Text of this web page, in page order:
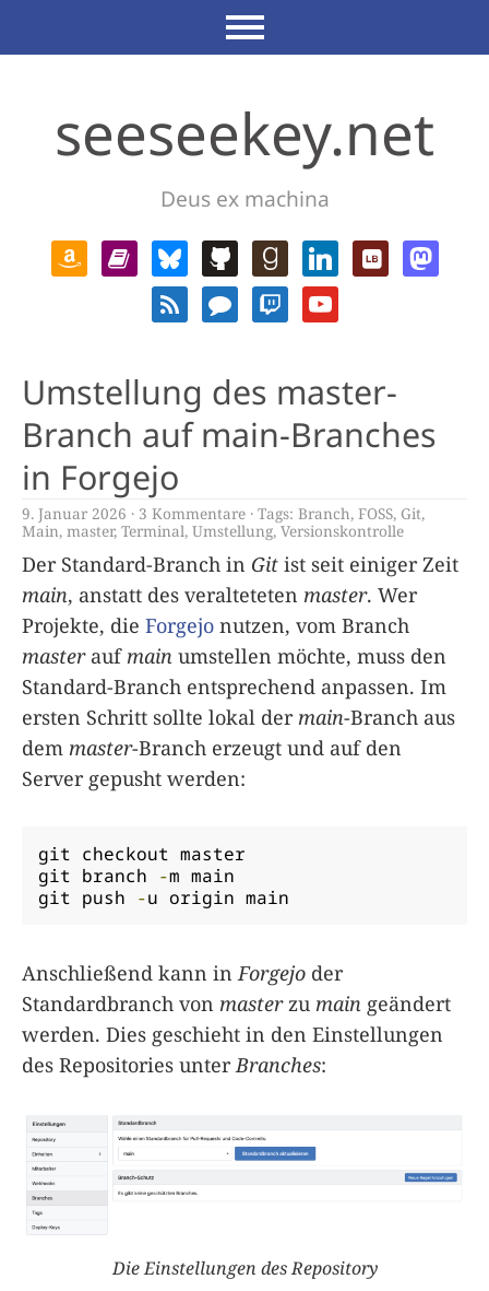
seeseekey.net
Deus ex machina
Umstellung des master-
Branch auf main-Branches
in Forgejo
9. Januar 2026 3 Kommentare Tags: Branch, FOSS, Git,
Main, master, Terminal, Umstellung,Versionskontrolle
Der Standard-Branch in Git ist seit einiger Zeit
main, anstatt des veralteteten master. Wer
Projekte, die Forgejo nutzen, vom Branch
masterauf main umstellen möchte, muss den
Standard-Branch entsprechend anpassen. Im
ersten Schritt sollte lokal der main-Branch aus
dem master-Branch erzeugt und auf den
Server gepusht werden:
git checkout master
git branch -m main
git push -u origin main
Anschließend kann in Forgejo der
Standardbranch von masterzu main geändert
werden. Dies geschieht in den Einstellungen
des Repositories unter Branches:
Die Einstellungen des Repository